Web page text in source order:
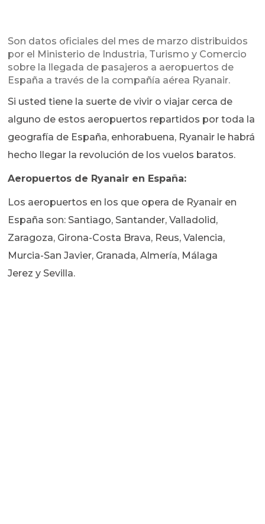
Son datos oficiales del mes de marzo distribuidos
por el Ministerio de Industria, Turismo y Comercio
sobre la llegada de pasajeros a aeropuertos de
España a través de la compañía aérea Ryanair.
Si usted tiene la suerte de vivir o viajar cerca de
alguno de estos aeropuertos repartidos por toda la
geografía de España, enhorabuena, Ryanair le habrá
hecho llegar la revolución de los vuelos baratos.
Aeropuertos de Ryanair en España:
Los aeropuertos en los que opera de Ryanair en
España son: Santiago, Santander, Valladolid,
Zaragoza, Girona-Costa Brava, Reus, Valencia,
Murcia-San Javier, Granada, Almería, Málaga
Jerez y Sevilla.